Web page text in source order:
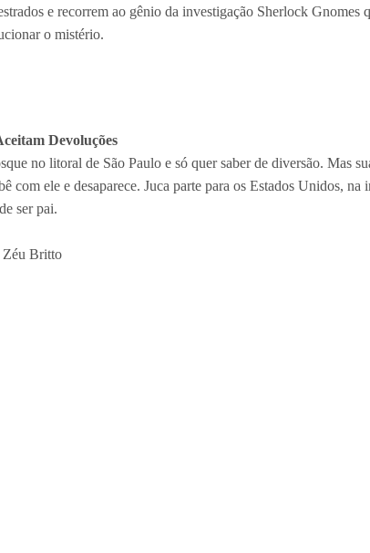
e recorrem ao gênio da investigação Sherlock
o mistério.
Devoluções
no litoral de São Paulo e só quer saber de diversão. Mas
com ele e desaparece. Juca parte para os Estados Unidos,
ser pai.
Zéu Britto